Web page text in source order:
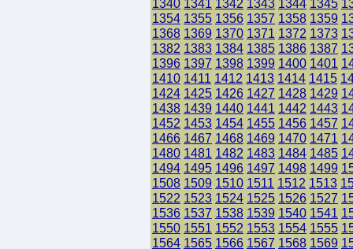
1340 1341 1342 1343 1344 1345
1354 1355 1356 1357 1358 1359
1368 1369 1370 1371 1372 1373
1382 1383 1384 1385 1386 1387
1396 1397 1398 1399 1400 1401
1410 1411 1412 1413 1414 1415
1424 1425 1426 1427 1428 1429
1438 1439 1440 1441 1442 1443
1452 1453 1454 1455 1456 1457
1466 1467 1468 1469 1470 1471
1480 1481 1482 1483 1484 1485
1494 1495 1496 1497 1498 1499
1508 1509 1510 1511 1512 1513
1522 1523 1524 1525 1526 1527
1536 1537 1538 1539 1540 1541
1550 1551 1552 1553 1554 1555
1564 1565 1566 1567 1568 1569